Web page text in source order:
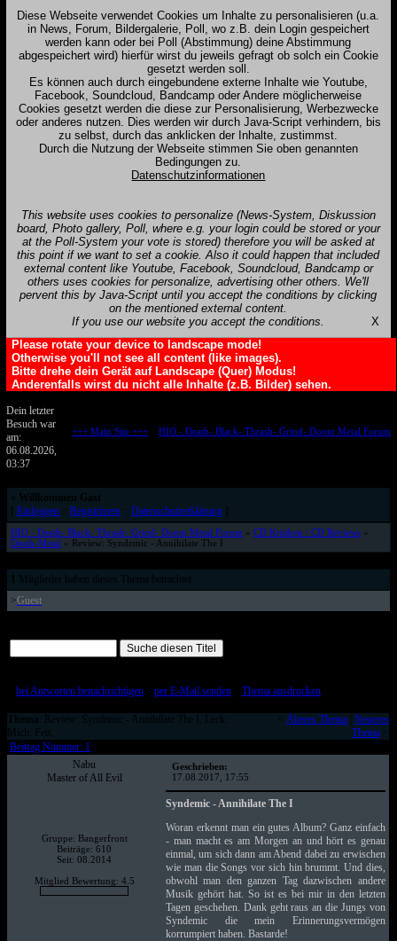
Diese Webseite verwendet Cookies um Inhalte zu personalisieren (u.a.
in News, Forum, Bildergalerie, Poll, wo z.B. dein Login gespeichert
werden kann oder bei Poll (Abstimmung) deine Abstimmung
abgespeichert wird) hierfür wirst du jeweils gefragt ob solch ein Cookie
gesetzt werden soll.
Es können auch durch eingebundene externe Inhalte wie Youtube,
Facebook, Soundcloud, Bandcamp oder Andere möglicherweise
Cookies gesetzt werden die diese zur Personalisierung, Werbezwecke
oder anderes nutzen. Dies werden wir durch Java-Script verhindern, bis
zu selbst, durch das anklicken der Inhalte, zustimmst.
Durch die Nutzung der Webseite stimmen Sie oben genannten
Bedingungen zu.
Datenschutzinformationen
This website uses cookies to personalize (News-System, Diskussion
board, Photo gallery, Poll, where e.g. your login could be stored or your
at the Poll-System your vote is stored) therefore you will be asked at
this point if we want to set a cookie. Also it could happen that included
external content like Youtube, Facebook, Soundcloud, Bandcamp or
others uses cookies for personalize, advertising other others. We'll
pervent this by Java-Script until you accept the conditions by clicking
on the mentioned external content.
If you use our website you accept the conditions.
X
Please rotate your device to landscape mode!
Otherwise you'll not see all content (like images).
Bitte drehe dein Gerät auf Landscape (Quer) Modus!
Anderenfalls wirst du nicht alle Inhalte (z.B. Bilder) sehen.
Dein letzter
Besuch war
am:
06.08.2026,
03:37
+++ Main Site +++:: HIO - Death- Black- Thrash- Grind- Doom Metal Forum
» Willkommen Gast
Einloggen:: Registrieren:: Datenschutzerklärung]
HIO - Death- Black- Thrash- Grind- Doom Metal Forum » CD Kritiken / CD Reviews»
Death-Metal » Review: Syndemic - Annihilate The I
Mitglieder haben dieses Thema betrachtet
>Guest
bei Antworten benachrichtigen:: per E-Mail senden:: Thema ausdrucken]
Thema : Review: Syndemic - Annihilate The I, Leck.
Mich. Fett.
Älteres Thema| Neueres
Thema>
Beitrag Nummer: 1
Nabu
Master of All Evil
Gruppe: Bangerfront
Beiträge: 610
Seit: 08.2014
Mitglied Bewertung: 4.5
Geschrieben:
17.08.2017, 17:55
Syndemic - Annihilate The I
Woran erkennt man ein gutes Album? Ganz einfach
- man macht es am Morgen an und hört es genau
einmal, um sich dann am Abend dabei zu erwischen
wie man die Songs vor sich hin brummt. Und dies,
obwohl man den ganzen Tag dazwischen andere
Musik gehört hat. So ist es bei mir in den letzten
Tagen geschehen. Dank geht raus an die Jungs von
Syndemic die mein Erinnerungsvermögen
korrumpiert haben. Bastarde!